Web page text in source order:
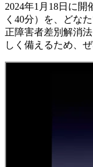
2024年1月18日に
く40分）を、どな
正障害者差別解消
しく備えるため、